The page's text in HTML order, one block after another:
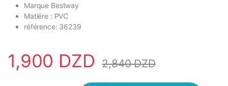
Marque Bestway
Matiére : PVC
référence: 36239
1,900 DZD 2,840DZD